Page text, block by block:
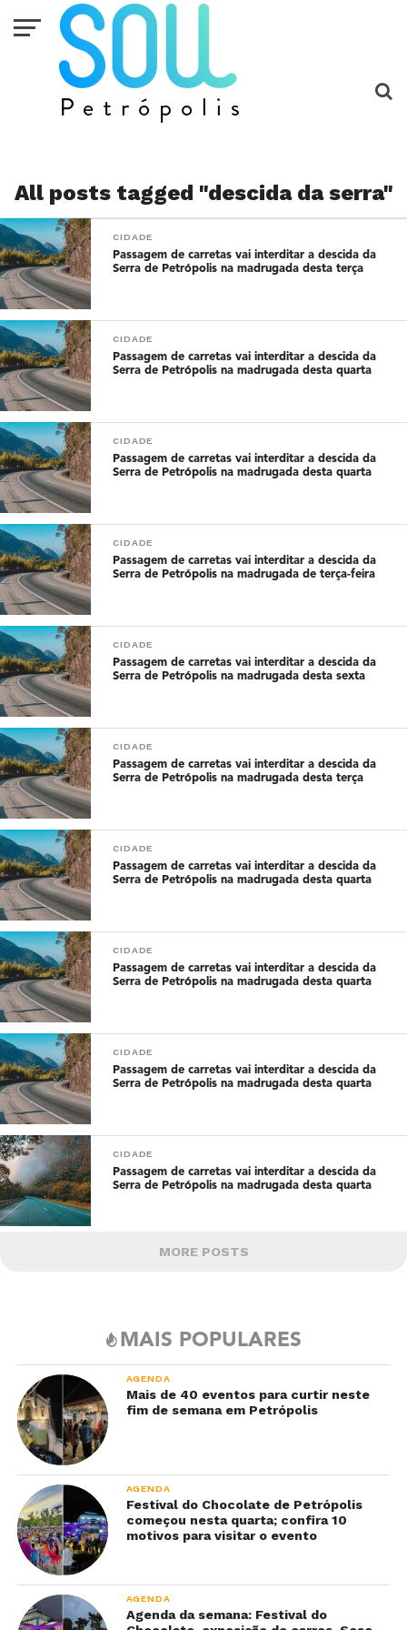
All posts tagged "descida da serra"
CIDADE
Passagem de carretas vai interditar a descida da
Serra de Petrópolis na madrugada desta terça
CIDADE
Passagem de carretas vai interditar a descida da
Serra de Petrópolis na madrugada desta quarta
CIDADE
Passagem de carretas vai interditar a descida da
Serra de Petrópolis na madrugada desta quarta
CIDADE
Passagem de carretas vai interditar a descida da
Serra de Petrópolis na madrugada de terça-feira
CIDADE
Passagem de carretas vai interditar a descida da
Serra de Petrópolis na madrugada desta sexta
CIDADE
Passagem de carretas vai interditar a descida da
Serra de Petrópolis na madrugada desta terça
CIDADE
Passagem de carretas vai interditar a descida da
Serra de Petrópolis na madrugada desta quarta
CIDADE
Passagem de carretas vai interditar a descida da
Serra de Petrópolis na madrugada desta quarta
CIDADE
Passagem de carretas vai interditar a descida da
Serra de Petrópolis na madrugada desta quarta
CIDADE
Passagem de carretas vai interditar a descida da
Serra de Petrópolis na madrugada desta quarta
MORE POSTS
MAIS POPULARES
AGENDA
Mais de 40 eventos para curtir neste
fim de semana em Petrópolis
AGENDA
Festival do Chocolate de Petrópolis
começou nesta quarta; confira 10
motivos para visitar o evento
AGENDA
Agenda da semana: Festival do